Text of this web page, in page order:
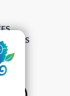
›